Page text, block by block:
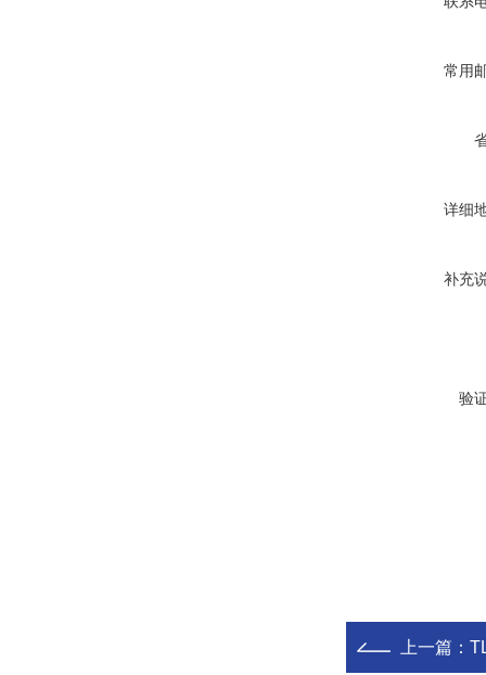
常用
详细
补充
验
上一篇：